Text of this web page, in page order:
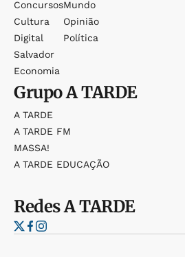
Concursos
Cultura
Digital
Salvador
Economia
Mundo
Opinião
Política
GrupoA TARDE
A TARDE
A TARDE FM
MASSA!
A TARDE EDUCAÇÃO
RedesA TARDE